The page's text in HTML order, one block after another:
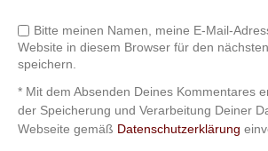
Bitte meinen Namen, meine E-Mail-
Website in diesem Browser für den
speichern.
* Mit dem Absenden Deines Kommentares
der Speicherung und Verarbeitung Deiner
Webseite gemäß Datenschutzerklärung